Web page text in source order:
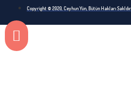
Copyright © 2020, Ceyhun Yün, Bütün Hakları